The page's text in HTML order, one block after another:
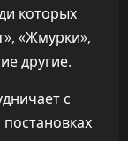
которых
«Жмурки»,
другие.
с